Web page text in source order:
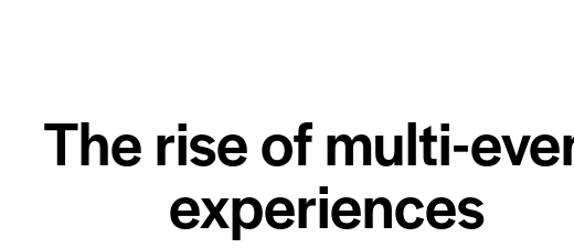
The rise of multi-
experiences